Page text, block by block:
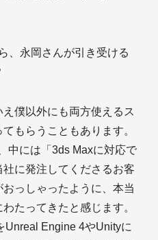
、永岡さんが引き受ける
え僕以外にも両方使えるス
もらうこともあります。
中には「3ds Maxに対応で
に発注してくださるお客
っしゃったように、本当
たってきたと感じます。
Unreal Engine 4やUnityに